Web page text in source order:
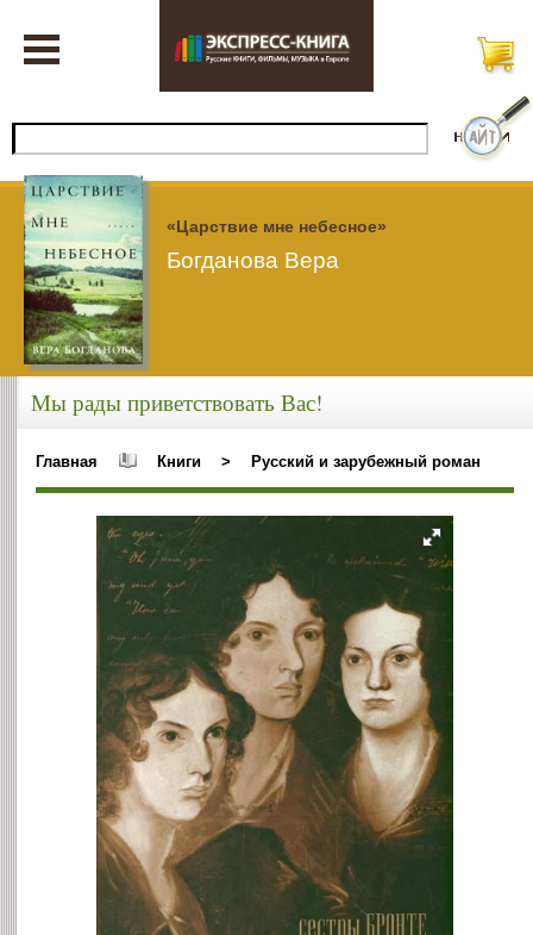
«Царствие мне небесное»
Богданова Вера
Мы рады приветствовать Вас!
Главная Книги > Русский и зарубежный роман